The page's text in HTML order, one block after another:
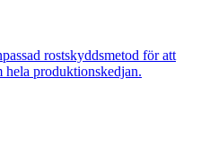
rostskyddsmetod för att
hela produktionskedjan.